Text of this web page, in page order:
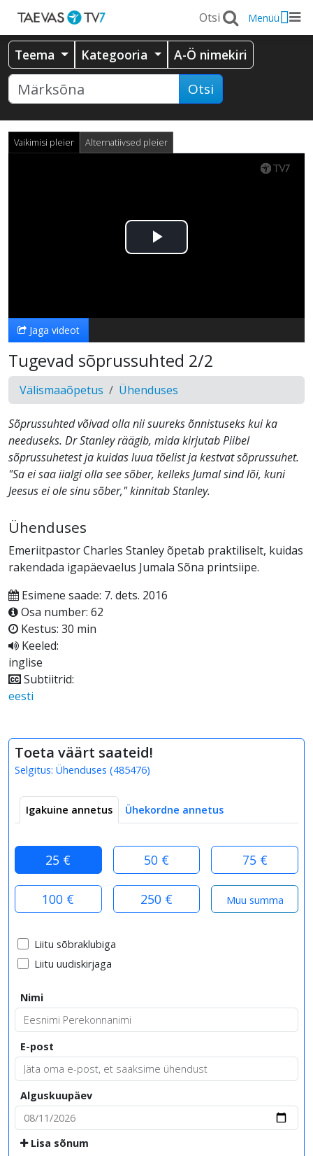
Menüü
Teema Kategooria A-Ö nimekiri
Otsi
Vaikimisi pleier Alternatiivsed pleier
Esita
Jaga videot
Tugevad sõprussuhted 2/2
Välismaaõpetus Ühenduses
Sõprussuhted võivad olla nii suureks õnnistuseks kui ka
needuseks. Dr Stanley räägib, mida kirjutab Piibel
sõprussuhetest ja kuidas luua tõelist ja kestvat sõprussuhet.
"Sa ei saa iialgi olla see sõber, kelleks Jumal sind lõi, kuni
Jeesus ei ole sinu sõber," kinnitab Stanley.
Ühenduses
Emeriitpastor Charles Stanley õpetab praktiliselt, kuidas
rakendada igapäevaelus Jumala Sõna printsiipe.
Esimene saade: 7. dets. 2016
Osa number: 62
Kestus: 30 min
Keeled:
inglise
Subtiitrid:
eesti
Toeta väärt saateid!
Selgitus: Ühenduses (485476)
Igakuine annetus Ühekordne annetus
25 € 50 € 75 €
100 € 250 €
Liitu sõbraklubiga
Liitu uudiskirjaga
Nimi
E-post
Alguskuupäev
Lisa sõnum